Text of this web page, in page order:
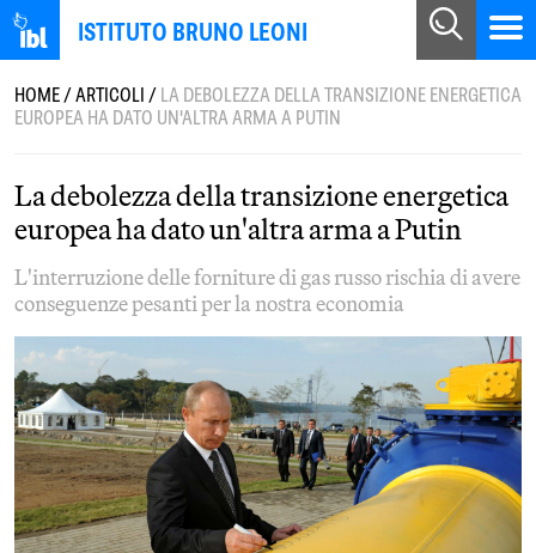
ISTITUTO BRUNO LEONI
HOME/ARTICOLI/LA DEBOLEZZA DELLA TRANSIZIONE ENERGETICA
EUROPEA HA DATO UN'ALTRA ARMA A PUTIN
La debolezza della transizione energetica
europea ha dato un'altra arma a Putin
L'interruzione delle forniture di gas russo rischia di avere
conseguenze pesanti per la nostra economia